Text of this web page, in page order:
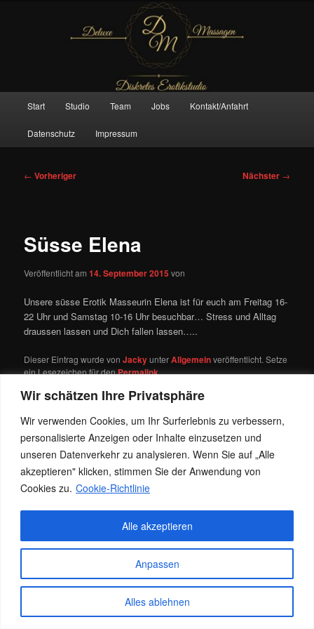
Wir schätzen Ihre Privatsphäre
Wir verwenden Cookies, um Ihr Surferlebnis zu verbessern,
personalisierte Anzeigen oder Inhalte einzusetzen und
unseren Datenverkehr zu analysieren. Wenn Sie auf „Alle
akzeptieren" klicken, stimmen Sie der Anwendung von
Cookies zu. Cookie-Richtlinie
Anpassen
Alles ablehnen
Alle akzeptieren
Deluxe Massagen And More
Start Studio Team Jobs Kontakt/Anfahrt
Datenschutz Impressum
Beitragsnavigation
← Vorheriger Nächster →
Süsse Elena
Veröffentlicht am14. September 2015 von
Unsere süsse Erotik Masseurin Elena ist für euch am Freitag 16-
22 Uhr und Samstag 10-16 Uhr besuchbar… Stress und Alltag
draussen lassen und Dich fallen lassen…..
Dieser Eintrag wurde vonJackyunterAllgemeinveröffentlicht. Setze
ein Lesezeichen für denPermalink.
Datenschutz Stolz präsentiert von WordPress